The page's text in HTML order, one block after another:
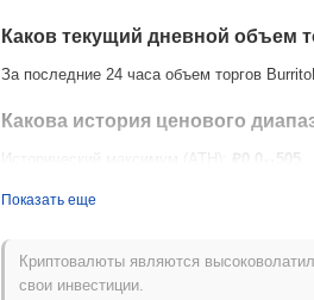
Каков текущий дневной объем
За последние 24 часа объем торгов
Какова история ценового
Исторический максимум (ATH): ₽0.0
505
Как BurritoBoyzFloorIndex
Показать еще
Криптовалюты являются
свои инвестиции.